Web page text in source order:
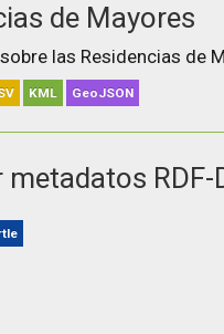
de Mayores
las Residencias de
KML GeoJSON
RDF-